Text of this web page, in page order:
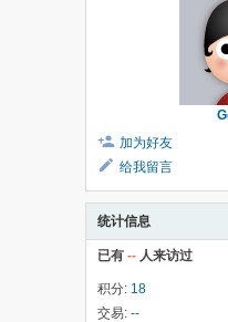
加为好友
给我留言
统计信息
已有 -- 人来访过
积分: 18
交易: --